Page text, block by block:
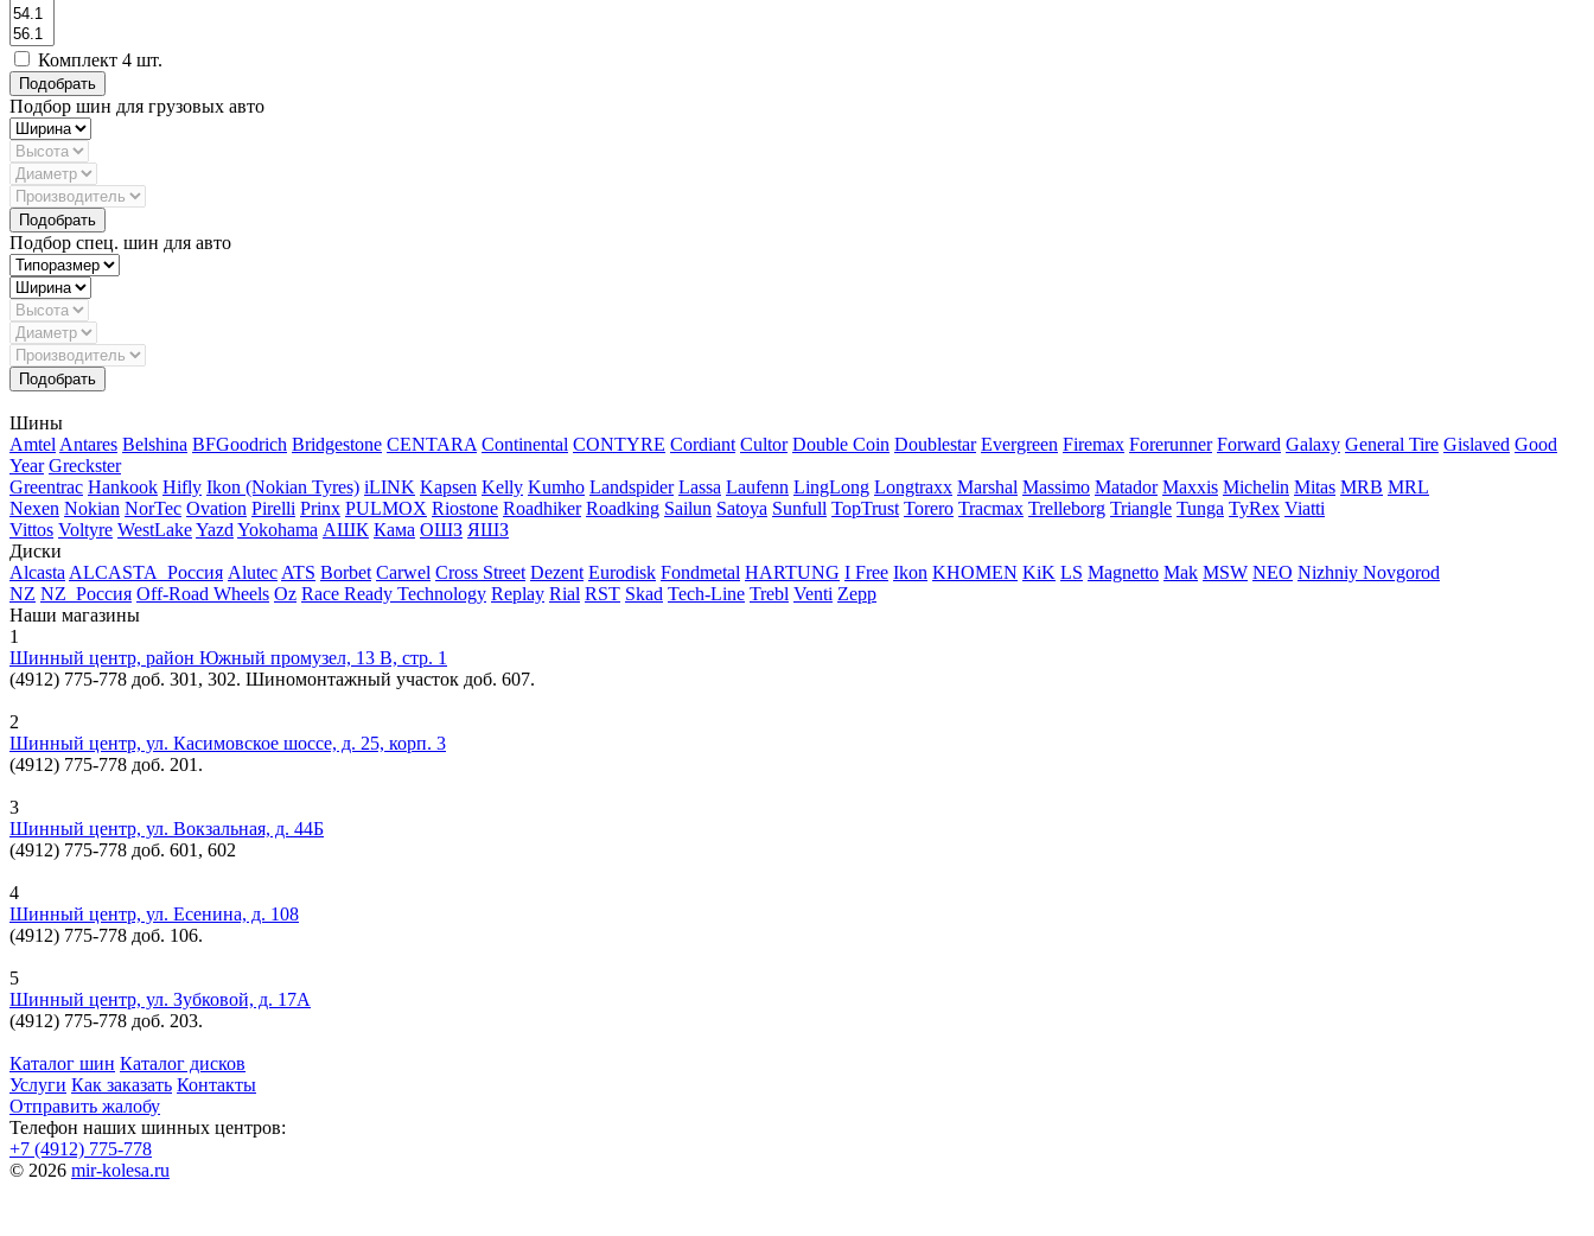
Комплект 4 шт.
Подбор шин для грузовых авто
Подбор спец. шин для авто
Шины
AmtelAntares Belshina BFGoodrich Bridgestone CENTARA Continental CONTYRE Cordiant Cultor Double Coin Doublestar Evergreen Firemax Forerunner Forward Galaxy General Tire Gislaved Good
Year Greckster
Greentrac Hankook Hifly Ikon (Nokian Tyres) iLINK Kapsen Kelly Kumho Landspider Lassa Laufenn LingLong Longtraxx Marshal Massimo Matador Maxxis Michelin Mitas MRB MRL
Nexen Nokian NorTec Ovation Pirelli Prinx PULMOX Riostone Roadhiker Roadking Sailun Satoya Sunfull TopTrust Torero Tracmax Trelleborg Triangle Tunga TyRex Viatti
Vittos Voltyre WestLakeYazdYokohama АШК Кама ОШЗ ЯШЗ
Диски
AlcastaALCASTA_Россия AlutecATS Borbet Carwel Cross Street Dezent Eurodisk Fondmetal HARTUNG I Free Ikon KHOMEN KiK LS Magnetto Mak MSW NEO Nizhniy Novgorod
NZ NZ_Россия Off-Road Wheels Oz Race Ready Technology Replay Rial RST Skad Tech-Line Trebl Venti Zepp
Наши магазины
1
Шинный центр, район Южный промузел, 13 В, стр. 1
(4912) 775-778 доб. 301, 302. Шиномонтажный участок доб. 607.
2
Шинный центр, ул. Касимовское шоссе, д. 25, корп. 3
(4912) 775-778 доб. 201.
3
Шинный центр, ул. Вокзальная, д. 44Б
(4912) 775-778 доб. 601, 602
4
Шинный центр, ул. Есенина, д. 108
(4912) 775-778 доб. 106.
5
Шинный центр, ул. Зубковой, д. 17А
(4912) 775-778 доб. 203.
Каталог шин Каталог дисков
Услуги Как заказать Контакты
Отправить жалобу
Телефон наших шинных центров:
+7 (4912) 775-778
© 2026 mir-kolesa.ru